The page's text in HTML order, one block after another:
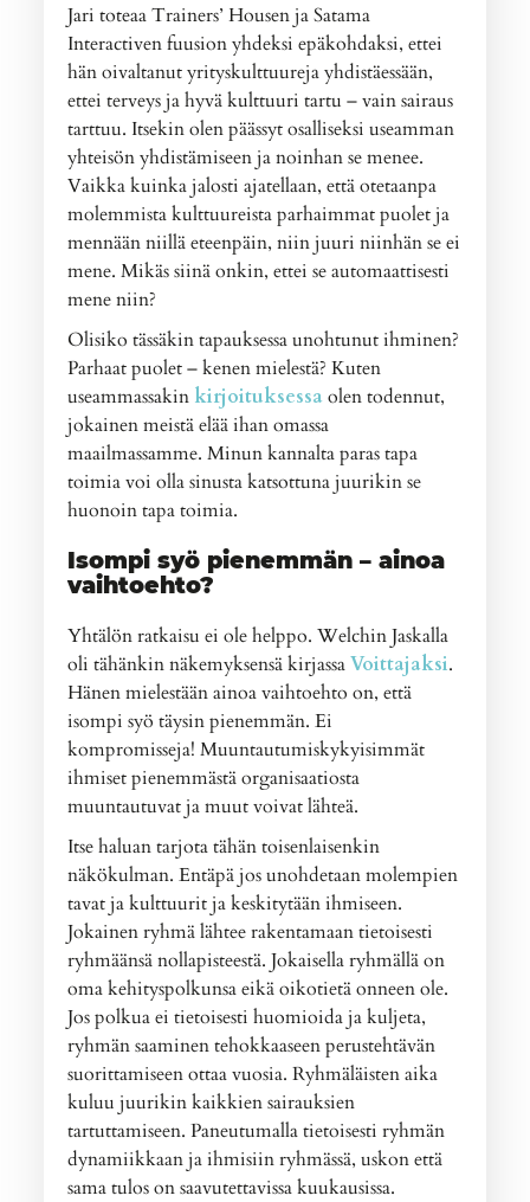
Jari toteaa Trainers’ Housen ja Satama
Interactiven fuusion yhdeksi epäkohdaksi, ettei
hän oivaltanut yrityskulttuureja yhdistäessään,
ettei terveys ja hyvä kulttuuri tartu – vain sairaus
tarttuu. Itsekin olen päässyt osalliseksi useamman
yhteisön yhdistämiseen ja noinhan se menee.
Vaikka kuinka jalosti ajatellaan, että otetaanpa
molemmista kulttuureista parhaimmat puolet ja
mennään niillä eteenpäin, niin juuri niinhän se ei
mene. Mikäs siinä onkin, ettei se automaattisesti
mene niin?
Olisiko tässäkin tapauksessa unohtunut ihminen?
Parhaat puolet – kenen mielestä? Kuten
useammassakin kirjoituksessaolen todennut,
jokainen meistä elää ihan omassa
maailmassamme. Minun kannalta paras tapa
toimia voi olla sinusta katsottuna juurikin se
huonoin tapa toimia.
Isompi syö pienemmän – ainoa
vaihtoehto?
Yhtälön ratkaisu ei ole helppo. Welchin Jaskalla
oli tähänkin näkemyksensä kirjassaVoittajaksi.
Hänen mielestään ainoa vaihtoehto on, että
isompi syö täysin pienemmän. Ei
kompromisseja! Muuntautumiskykyisimmät
ihmiset pienemmästä organisaatiosta
muuntautuvat ja muut voivat lähteä.
Itse haluan tarjota tähän toisenlaisenkin
näkökulman. Entäpä jos unohdetaan molempien
tavat ja kulttuurit ja keskitytään ihmiseen.
Jokainen ryhmä lähtee rakentamaan tietoisesti
ryhmäänsä nollapisteestä. Jokaisella ryhmällä on
oma kehityspolkunsa eikä oikotietä onneen ole.
Jos polkua ei tietoisesti huomioida ja kuljeta,
ryhmän saaminen tehokkaaseen perustehtävän
suorittamiseen ottaa vuosia. Ryhmäläisten aika
kuluu juurikin kaikkien sairauksien
tartuttamiseen. Paneutumalla tietoisesti ryhmän
dynamiikkaan ja ihmisiin ryhmässä, uskon että
sama tulos on saavutettavissa kuukausissa.